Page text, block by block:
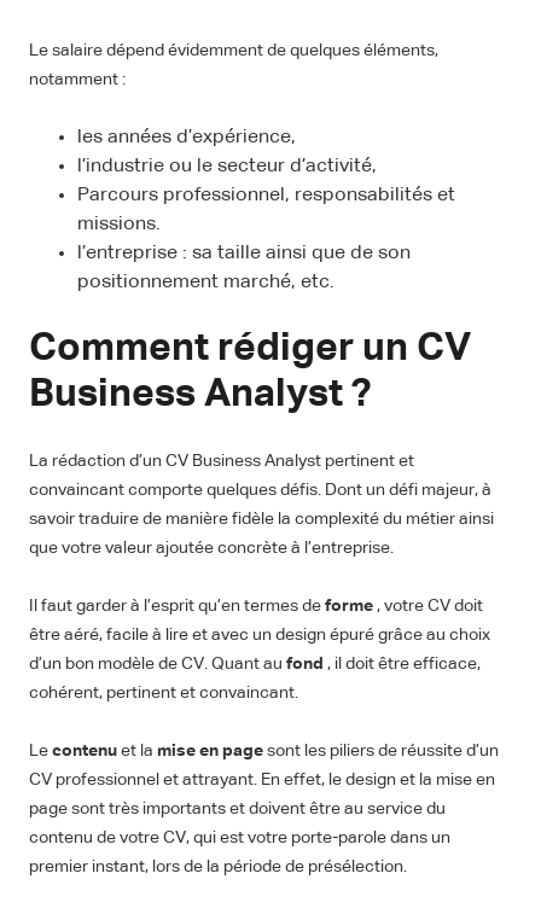
Le salaire dépend évidemment de quelques éléments,
notamment :
les années d’expérience,
l’industrie ou le secteur d’activité,
Parcours professionnel, responsabilités et
missions.
l’entreprise : sa taille ainsi que de son
positionnement marché, etc.
Comment rédiger un CV
Business Analyst ?
La rédaction d’un CV Business Analyst pertinent et
convaincant comporte quelques défis. Dont un défi majeur, à
savoir traduire de manière fidèle la complexité du métier ainsi
que votre valeur ajoutée concrète à l’entreprise.
Il faut garder à l’esprit qu’en termes de forme , votre CV doit
être aéré, facile à lire et avec un design épuré grâce au choix
d’un bon modèle de CV. Quant au fond , il doit être efficace,
cohérent, pertinent et convaincant.
Le contenu et la mise en page sont les piliers de réussite d’un
CV professionnel et attrayant. En effet, le design et la mise en
page sont très importants et doivent être au service du
contenu de votre CV, qui est votre porte-parole dans un
premier instant, lors de la période de présélection.